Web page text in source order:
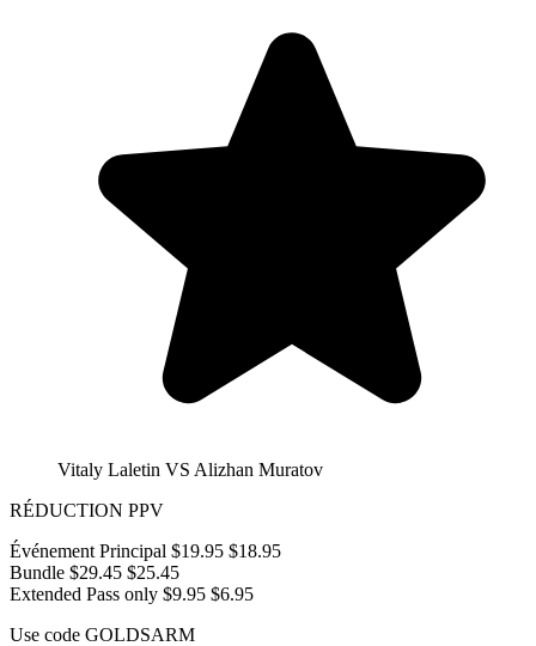
Vitaly Laletin VS Alizhan Muratov
RÉDUCTION PPV
Événement Principal $19.95 $18.95
Bundle $29.45 $25.45
Extended Pass only $9.95 $6.95
Use code GOLDSARM